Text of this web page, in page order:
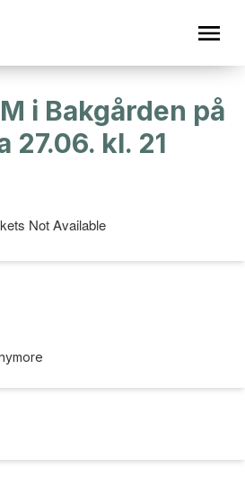
i Bakgården på
27.06. kl. 21
Not Available